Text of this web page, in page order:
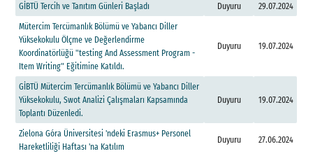
GİBTÜ Tercih ve Tanıtım Günleri Başladı Duyuru
29.07.2024
Mütercim Tercümanlık Bölümü ve Yabancı Diller
Yüksekokulu Ölçme ve Değerlendirme
Koordinatörlüğü "testing And Assessment Program -
Item Writing" Eğitimine Katıldı.
Duyuru 19.07.2024
GİBTÜ Mütercim Tercümanlık Bölümü ve Yabancı Diller
Yüksekokulu, Swot Analizi Çalışmaları Kapsamında
Toplantı Düzenledi.
Duyuru 19.07.2024
Zielona Góra Üniversitesi 'ndeki Erasmus+ Personel
Hareketliliği Haftası 'na Katılım
Duyuru 27.06.2024